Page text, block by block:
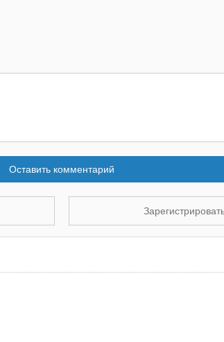
Оставить комментарий